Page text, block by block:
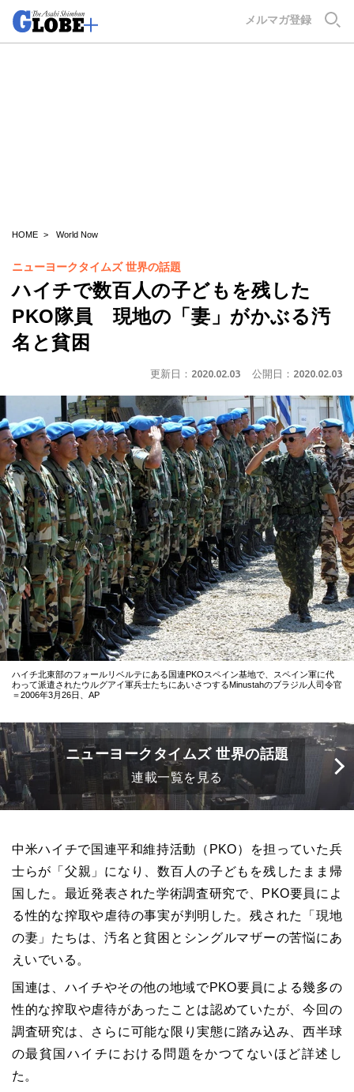
メルマガ登録
HOME World Now
ニューヨークタイムズ 世界の話題
ハイチで数百人の子どもを残した
PKO隊員 現地の「妻」がかぶる汚
名と貧困
更新日： 2020.02.03 公開日： 2020.02.03
ハイチ北東部のフォールリベルテにある国連PKOスペイン基地で、スペイン軍に代
わって派遣されたウルグアイ軍兵士たちにあいさつするMinustahのブラジル人司令官
＝2006年3月26日、AP
ニューヨークタイムズ 世界の話題
連載一覧を見る
中米ハイチで国連平和維持活動（PKO）を担っていた兵
士らが「父親」になり、数百人の子どもを残したまま帰
国した。最近発表された学術調査研究で、PKO要員によ
る性的な搾取や虐待の事実が判明した。残された「現地
の妻」たちは、汚名と貧困とシングルマザーの苦悩にあ
えいでいる。
国連は、ハイチやその他の地域でPKO要員による幾多の
性的な搾取や虐待があったことは認めていたが、今回の
調査研究は、さらに可能な限り実態に踏み込み、西半球
の最貧国ハイチにおける問題をかつてないほど詳述し
た。